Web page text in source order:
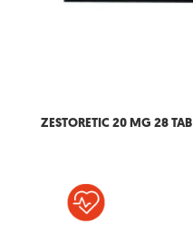
ZESTORETIC 20 MG 28 TAB